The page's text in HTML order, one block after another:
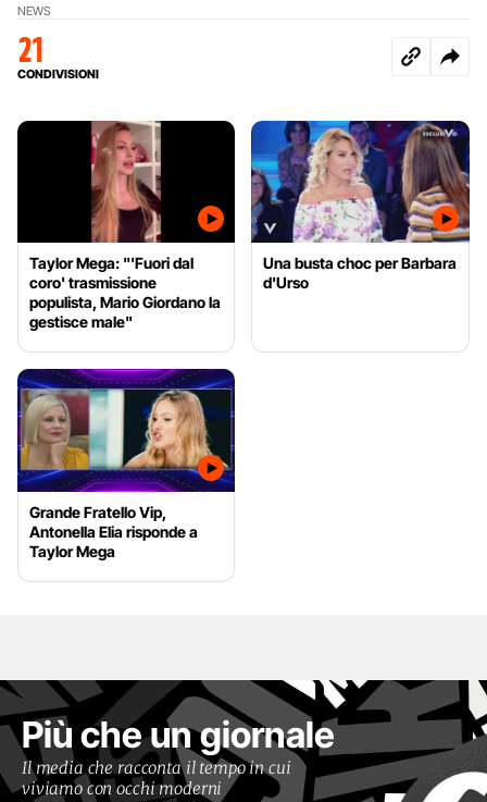
NEWS
21
CONDIVISIONI
Taylor Mega: "'Fuori dal
coro' trasmissione
populista, Mario Giordano la
gestisce male"
Una busta choc per Barbara
d'Urso
Grande Fratello Vip,
Antonella Elia risponde a
Taylor Mega
Più che un giornale
Il media che racconta il tempo in cui
viviamo con occhi moderni